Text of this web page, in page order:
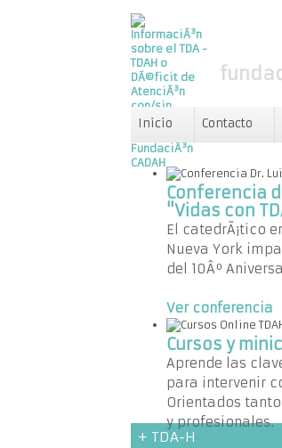
Inicio Contacto
Conferencia
"Vidas con
El catedrÃ¡tico
Nueva York
del 10Âº
Ver conferencia
Cursos y
Aprende las
para intervenir
Orientados
y profesionales.
+ TDA-H